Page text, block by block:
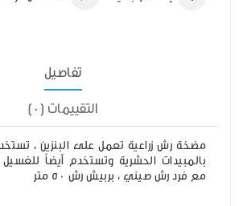
تفاصيل
التقييمات (0)
مضخة رش زراعية تعمل على البنزين ،
بالمبيدات الحشرية وتستخدم أيضاً
مع فرد رش صيني ، بربيش رش 50 متر